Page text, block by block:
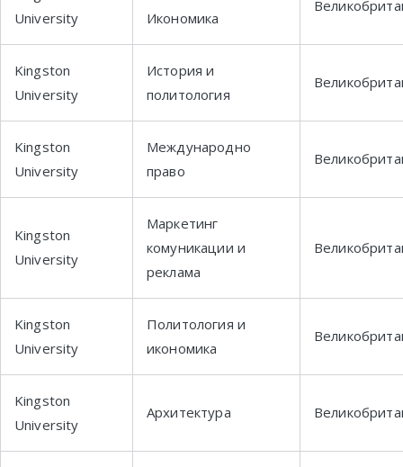
University
Икономика
Kingston
University
История и
политология
Kingston
University
Международно
право
Kingston
University
Маркетинг
комуникации и
реклама
Kingston
University
Политология и
икономика
Kingston
University
Архитектура